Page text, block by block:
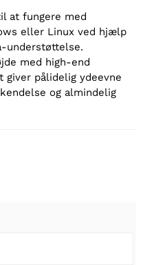
at fungere med
eller Linux ved hjælp
understøttelse.
med high-end
giver pålidelig ydeevne
og almindelig